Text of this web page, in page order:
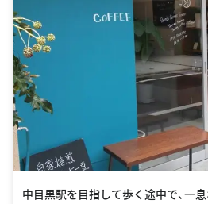
中目黒駅を目指して歩く途中で、一